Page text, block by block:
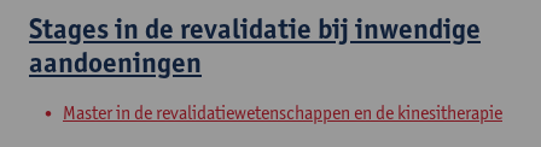
Stages in de revalidatie bij inwendige
aandoeningen
Master in de revalidatiewetenschappen en de kinesitherapie